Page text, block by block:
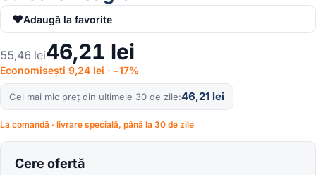
♥Adaugă la favorite
55,46lei46,21 lei
Economisești 9,24 lei · −17%
Cel mai mic preț din ultimele 30 de zile 46,21 lei
La comandă · livrare specială, până la 30 de zile
Cere ofertă